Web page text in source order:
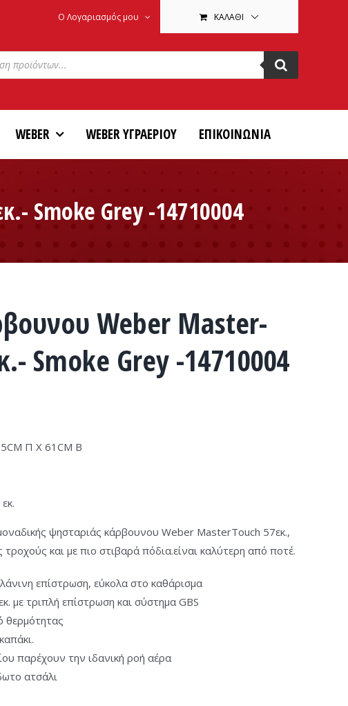
Ο Λογαριασμός μου ΚΑΛΆΘΙ
WEBER WEBER ΥΓΡΑΕΡΙΟΥ ΕΠΙΚΟΙΝΩΝΙΑ
Smoke Grey -14710004
Weber Master-
Smoke Grey -14710004
Π X 61CM Β
ψησταριάς κάρβουνου Weber MasterTouch 57εκ.,
και με πιο στιβαρά πόδια.είναι καλύτερη από ποτέ.
επίστρωση, εύκολα στο καθάρισμα
με τριπλή επίστρωση και σύστημα GBS
θερμότητας
παρέχουν την ιδανική ροή αέρα
ατσάλι